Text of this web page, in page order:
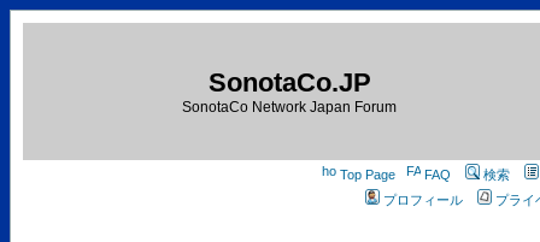
SonotaCo.JP
SonotaCo Network Japan Forum
Top Page FAQ
検索
プロフィール
プライ